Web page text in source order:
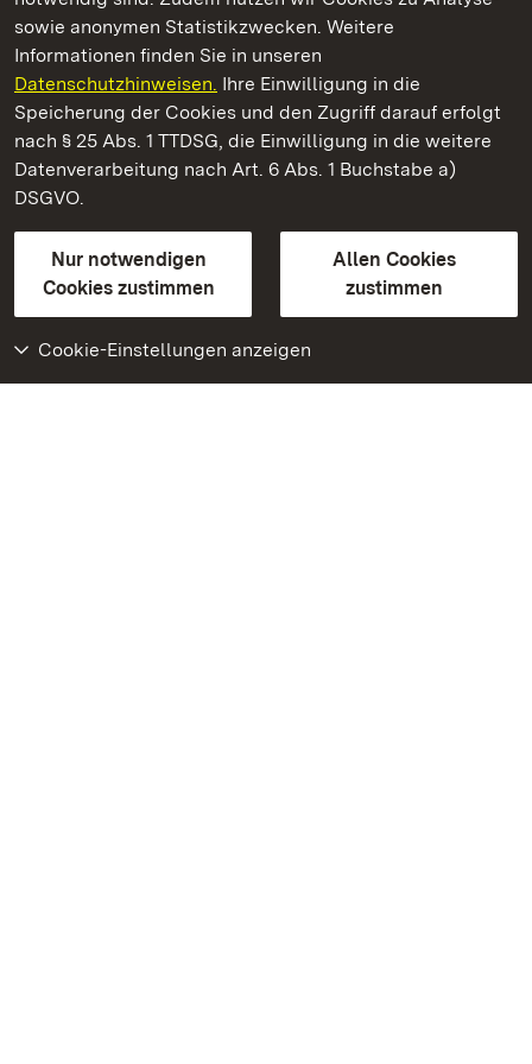
sowie anonymen Statistikzwecken. Weitere
Informationen finden Sie in unseren
Datenschutzhinweisen. Ihre Einwilligung in die
Speicherung der Cookies und den Zugriff darauf erfolgt
nach § 25 Abs. 1 TTDSG, die Einwilligung in die weitere
Datenverarbeitung nach Art. 6 Abs. 1 Buchstabe a)
DSGVO.
Nur notwendigen
Cookies zustimmen
Allen Cookies
zustimmen
Cookie-Einstellungen anzeigen
Kloster und Schloss Bebenhausen
Staatliche Schlösser und Gärten Baden-Württemberg
Kontakt
GebärdenspracheLeichte Sprache
Erklärung zur Barrierefreiheit
BITV-konform (geprüfte Seiten)
Weiteres